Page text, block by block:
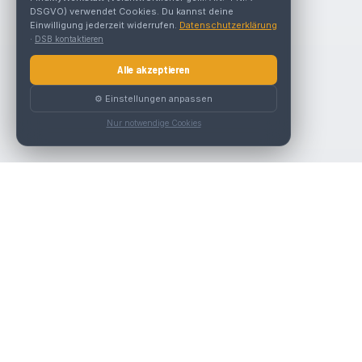
DSGVO) verwendet Cookies. Du kannst deine
Einwilligung jederzeit widerrufen. Datenschutzerklärung
· DSB kontaktieren
Alle akzeptieren
⚙️ Einstellungen anpassen
Nur notwendige Cookies